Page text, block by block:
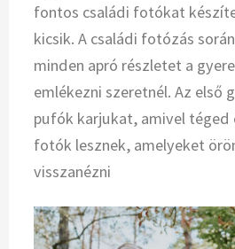
fontos családi fotókat
kicsik. A családi fotózás
minden apró részletet a
emlékezni szeretnél. Az első
pufók karjukat, amivel téged
fotók lesznek, amelyeket
visszanézni